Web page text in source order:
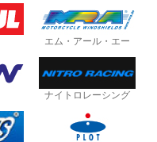
エム・アール・エー
ナイトロレーシング